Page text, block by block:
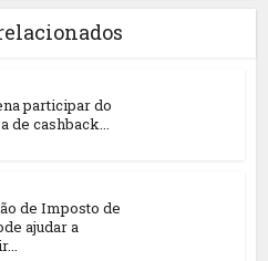
participar do
de cashback...
de Imposto de
ajudar a